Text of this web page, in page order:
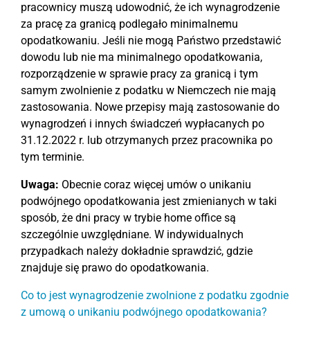
pracownicy muszą udowodnić, że ich wynagrodzenie
za pracę za granicą podlegało minimalnemu
opodatkowaniu. Jeśli nie mogą Państwo przedstawić
dowodu lub nie ma minimalnego opodatkowania,
rozporządzenie w sprawie pracy za granicą i tym
samym zwolnienie z podatku w Niemczech nie mają
zastosowania. Nowe przepisy mają zastosowanie do
wynagrodzeń i innych świadczeń wypłacanych po
31.12.2022 r. lub otrzymanych przez pracownika po
tym terminie.
Uwaga: Obecnie coraz więcej umów o unikaniu
podwójnego opodatkowania jest zmienianych w taki
sposób, że dni pracy w trybie home office są
szczególnie uwzględniane. W indywidualnych
przypadkach należy dokładnie sprawdzić, gdzie
znajduje się prawo do opodatkowania.
Co to jest wynagrodzenie zwolnione z podatku zgodnie
z umową o unikaniu podwójnego opodatkowania?